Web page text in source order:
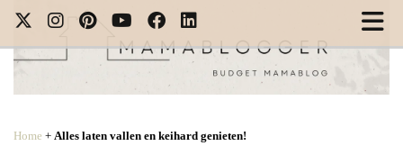
Home + Alles laten vallen en keihard genieten!